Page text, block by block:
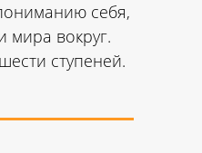
себя,
мира вокруг.
ступеней.